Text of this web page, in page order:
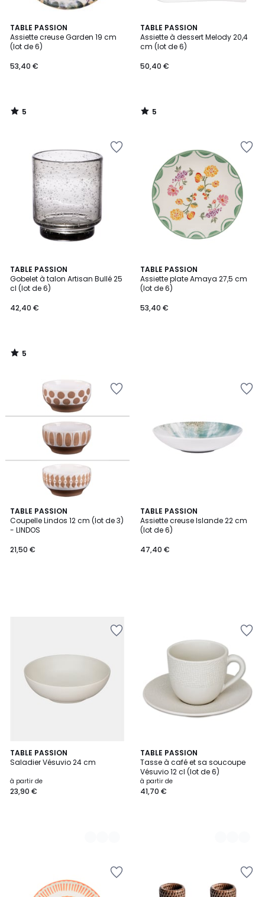
TABLE PASSION
Assiette creuse Garden 19 cm
(lot de 6)
53,40 €
5
/
5
5
/
TABLE PASSION
Assiette à dessert Melody 20,4
cm (lot de 6)
50,40 €
5
/
5
5
/
TABLE PASSION
Gobelet à talon Artisan Bullé 25
cl (lot de 6)
42,40 €
5
/
5
5
/
TABLE PASSION
Assiette plate Amaya 27,5 cm
(lot de 6)
53,40 €
TABLE PASSION
Coupelle Lindos 12 cm (lot de 3)
- LINDOS
21,50 €
TABLE PASSION
Assiette creuse Islande 22 cm
(lot de 6)
47,40 €
TABLE PASSION
Saladier Vésuvio 24 cm
à partir de
23,90 €
6
Couleurs
TABLE PASSION
Tasse à café et sa soucoupe
Vésuvio 12 cl (lot de 6)
à partir de
41,70 €
4
Couleurs